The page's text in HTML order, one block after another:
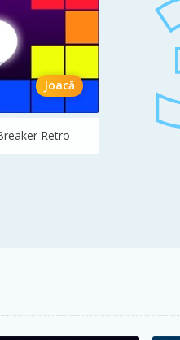
Joacă
Retro